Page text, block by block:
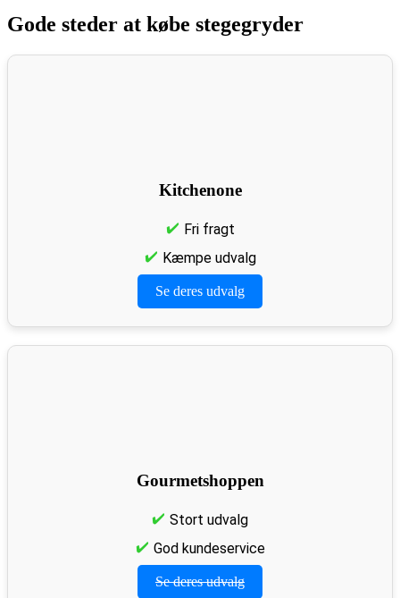
Gode steder at købe stegegryder
Kitchenone
Fri fragt
Kæmpe udvalg
Se deres udvalg
Gourmetshoppen
Stort udvalg
God kundeservice
Se deres udvalg